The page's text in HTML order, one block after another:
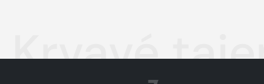
Krvavé